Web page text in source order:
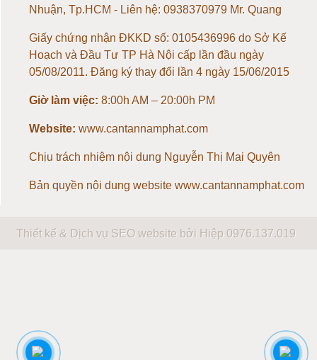
Loadcell 500kg
Loadcell 1 tấn
Loadcell 3 tấn
Loadcell 5 tấn
Loadcell 20 tấn
Loadcell 50 tấn
Nhuận, Tp.HCM - Liên hệ: 0938370979 Mr. Quang
Giấy chứng nhận ĐKKD số: 0105436996 do Sở Kế
Hoạch và Đầu Tư TP Hà Nội cấp lần đầu ngày
05/08/2011. Đăng ký thay đổi lần 4 ngày 15/06/2015
Giờ làm việc: 8:00h AM – 20:00h PM
Website: www.cantannamphat.com
Chịu trách nhiệm nội dung Nguyễn Thị Mai Quyên
Bản quyền nội dung website www.cantannamphat.com
Thiết kế & Dịch vụ SEO website bởi Hiệp 0976.137.019